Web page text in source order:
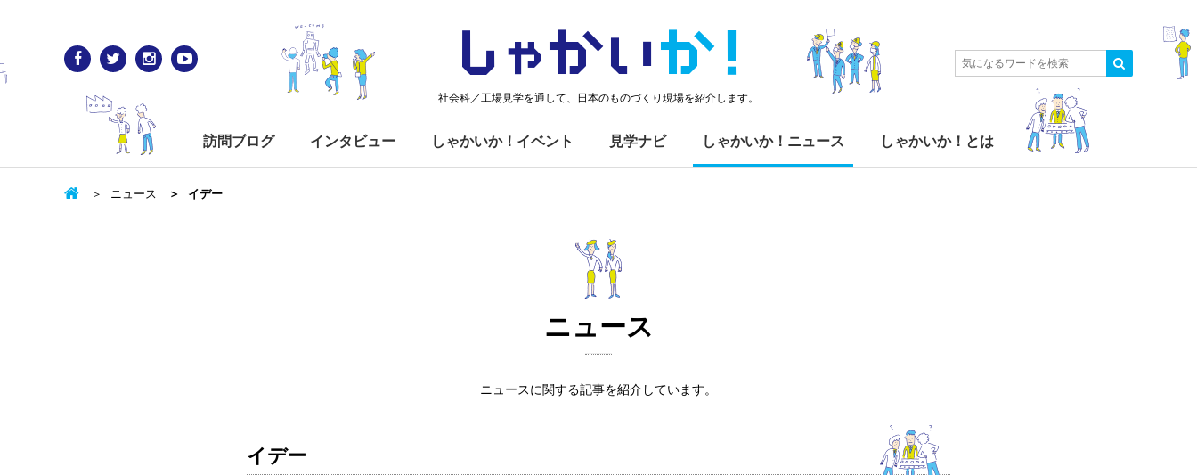
しゃかいか！
社会科／工場見学を通して、日本のものづくり現場を紹介します。
訪問ブログ インタビュー しゃかいか！イベント 見学ナビ しゃかいか！ニュース しゃかいか！とは
ニュース イデー
ニュース
ニュースに関する記事を紹介しています。
イデー